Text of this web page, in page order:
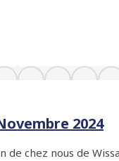
2024
de chez nous de